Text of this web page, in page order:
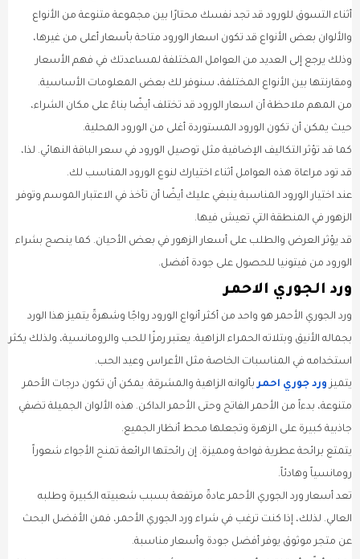
أثناء التسوق للورود قد تجد نفسك محتارًا بين مجموعة متنوعة من الأنواع
والألوان بعض الأنواع قد تكون اسعار الورود متاحة بأسعار أعلى من غيرها،
وذلك يرجع إلى العديد من العوامل المختلفة لمساعدتك في فهم الأسعار
ومقارنتها بين الأنواع المختلفة، سنوفر لك بعض المعلومات الأساسية.
من المهم ملاحظة أن اسعار الورود قد تختلف أيضًا بناءً على مكان الشراء،
حيث يمكن أن تكون الورود المستوردة أغلى من الورود المحلية.
كما قد تؤثر التكاليف الإضافية مثل توصيل الورود في سعر الباقة النهائي. لذا،
قد تود مراعاة هذه العوامل أثناء اختيارك لنوع الورود المناسب لك.
عند اختيار الورود المناسبة ينبغي عليك أيضًا أن تأخذ في الاعتبار الموسم وتوفر
الزهور في المنطقة التي تعيش فيها.
قد يؤثر العرض والطلب على أسعار الزهور في بعض الأحيان. كما ينصح بشراء
الورود من فيتونيا للحصول على جودة أفضل.
ورد الجوري الاحمر
ورد الجوري الأحمر هو واحد من أكثر أنواع الورود رواجًا وشهرةً يتميز هذا الورد
بجماله الأنيق وبتلاته الحمراء الزاهية. يعتبر رمزًا للحب والرومانسية، ولذلك يكثر
استخدامه في المناسبات الخاصة مثل الأعراس وعيد الحب.
يتميز ورد جوري احمربألوانه الزاهية والمشرقة. يمكن أن تكون درجات الأحمر
متنوعة، بدءاً من الأحمر الفاتح وحتى الأحمر الداكن. هذه الألوان الجميلة تضفي
جاذبية كبيرة على الزهرة وتجعلها محط أنظار الجميع.
يتمتع برائحة عطرية فواحة ومميزة. إن رائحتها الرائعة تمنح الأجواء شعوراً
رومانسياً وهادئاً.
تعد أسعار ورد الجوري الأحمر عادةً مرتفعة بسبب شعبيته الكبيرة وطلبه
العالي. لذلك، إذا كنت ترغب في شراء ورد الجوري الأحمر، فمن الأفضل البحث
عن متجر موثوق يوفر أفضل جودة وأسعار مناسبة.